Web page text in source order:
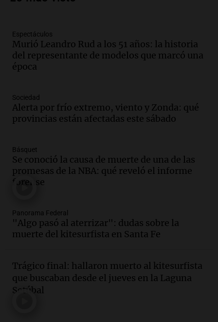
Audio.
Borges, abogada de Pourrain:
"Tres hombres se lo llevaron para
hacerle preguntas y nunca regresó"
Una mañana para todos
Audio.
metros del río Suquía y retiraron hasta
800 kilos de basura por jornada
Audio.La historia de la servilleta que
firmó Jorge Messi para el primer
contrato de Leo con Barcelona
Una mañana para todos
Audio.Joan Gaspart: "Sin Jorge, no sé si
Messi hubiera llegado adonde llegó"
Una mañana para todos
Audio.El orgullo y el sueño argentino de
Jorge Messi en una entrevista con Rony
Vargas en 2007
Espectáculos
Murió Leandro Rud a los 51 años: la historia
del representante de modelos que marcó una
época
Sociedad
Alerta por frío extremo, viento y Zonda: qué
provincias están afectadas este sábado
Básquet
Se conoció la causa de muerte de una de las
promesas de la NBA: qué reveló el informe
forense
Panorama Federal
"Algo pasó al aterrizar": dudas sobre la
muerte del kitesurfista en Santa Fe
Trágico final: hallaron muerto al kitesurfista
que buscaban desde el jueves en la Laguna
Setúbal